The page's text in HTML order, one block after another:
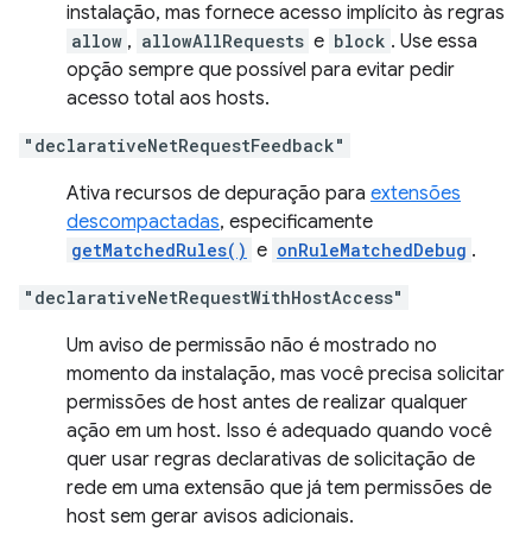
instalação, mas fornece acesso implícito às regras
allow , allowAllRequests e block . Use essa
opção sempre que possível para evitar pedir
acesso total aos hosts.
"declarativeNetRequestFeedback"
Ativa recursos de depuração para extensões
descompactadas, especificamente
getMatchedRules() e onRuleMatchedDebug .
"declarativeNetRequestWithHostAccess"
Um aviso de permissão não é mostrado no
momento da instalação, mas você precisa solicitar
permissões de host antes de realizar qualquer
ação em um host. Isso é adequado quando você
quer usar regras declarativas de solicitação de
rede em uma extensão que já tem permissões de
host sem gerar avisos adicionais.